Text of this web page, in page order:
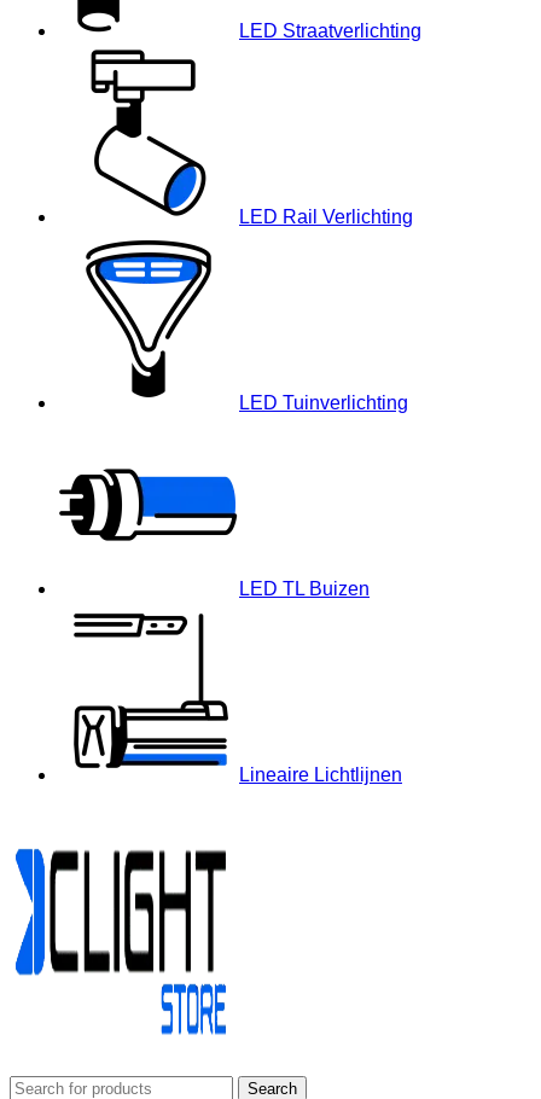
LED Straatverlichting
LED Rail Verlichting
LED Tuinverlichting
LED TL Buizen
Lineaire Lichtlijnen
Search